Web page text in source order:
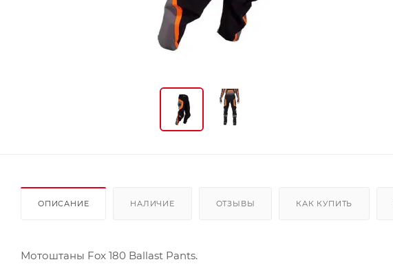
ОПИСАНИЕ НАЛИЧИЕ ОТЗЫВЫ КАК КУПИТЬ
Мотоштаны Fox 180 Ballast Pants.